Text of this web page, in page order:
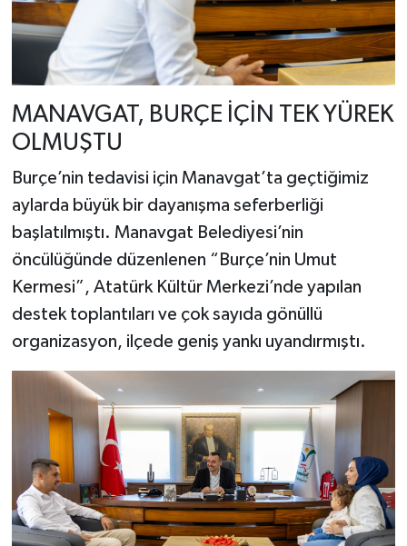
MANAVGAT, BURÇE İÇİN TEK YÜREK
OLMUŞTU
Burçe’nin tedavisi için Manavgat’ta geçtiğimiz
aylarda büyük bir dayanışma seferberliği
başlatılmıştı. Manavgat Belediyesi’nin
öncülüğünde düzenlenen “Burçe’nin Umut
Kermesi”, Atatürk Kültür Merkezi’nde yapılan
destek toplantıları ve çok sayıda gönüllü
organizasyon, ilçede geniş yankı uyandırmıştı.